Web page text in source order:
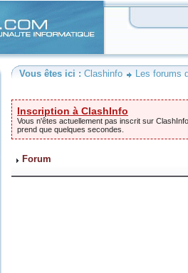
Vous êtes ici : Clashinfo Les forums
Inscription à ClashInfo
Vous n'êtes actuellement pas inscrit sur
prend que quelques secondes.
Forum